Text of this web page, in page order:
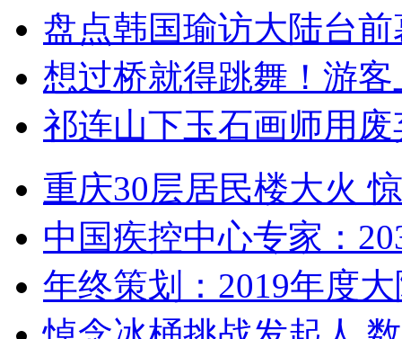
盘点韩国瑜访大陆台
想过桥就得跳舞！游客
祁连山下玉石画师用
重庆30层居民楼大火
中国疾控中心专家：
年终策划：2019年度